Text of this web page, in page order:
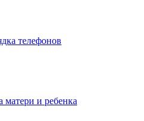
телефонов
матери и ребенка